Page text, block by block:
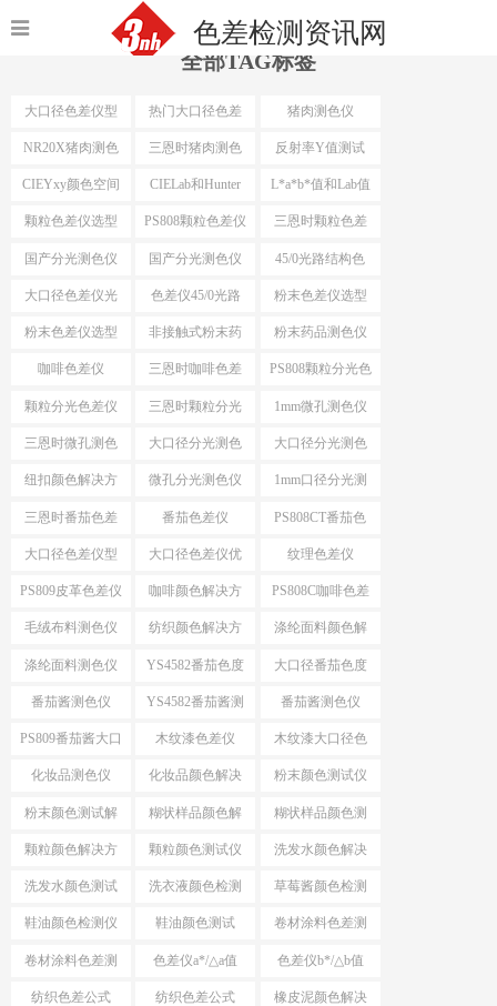
色差检测资讯网
全部TAG标签
大口径色差仪型
号
热门大口径色差
仪选型
猪肉测色仪
NR20X猪肉测色
仪
三恩时猪肉测色
仪
反射率Y值测试
CIEYxy颜色空间 CIELab和Hunter
Lab
L*a*b*值和Lab值
颗粒色差仪选型 PS808颗粒色差仪 三恩时颗粒色差
仪
国产分光测色仪 国产分光测色仪
最小口径
45/0光路结构色
差仪
大口径色差仪光
路结构
色差仪45/0光路
结构
粉末色差仪选型
粉末色差仪选型
依据
非接触式粉末药
品测色仪
粉末药品测色仪
咖啡色差仪 三恩时咖啡色差
仪
PS808颗粒分光色
差仪
颗粒分光色差仪 三恩时颗粒分光
色差仪
1mm微孔测色仪
三恩时微孔测色
仪
大口径分光测色
仪选型推荐
大口径分光测色
仪选型
纽扣颜色解决方
案
微孔分光测色仪 1mm口径分光测
色仪
三恩时番茄色差
仪
番茄色差仪 PS808CT番茄色
差仪
大口径色差仪型
号推荐
大口径色差仪优
势
纹理色差仪
PS809皮革色差仪 咖啡颜色解决方
案
PS808C咖啡色差
仪
毛绒布料测色仪 纺织颜色解决方
案
涤纶面料颜色解
决方案
涤纶面料测色仪 YS4582番茄色度
仪
大口径番茄色度
仪YS4582
番茄酱测色仪 YS4582番茄酱测
色仪
番茄酱测色仪
PS809
PS809番茄酱大口
径测色仪
木纹漆色差仪 木纹漆大口径色
差仪
化妆品测色仪 化妆品颜色解决
方案
粉末颜色测试仪
选择
粉末颜色测试解
决方案
糊状样品颜色解
决方案
糊状样品颜色测
量
颗粒颜色解决方
案
颗粒颜色测试仪 洗发水颜色解决
方案
洗发水颜色测试
仪
洗衣液颜色检测
仪
草莓酱颜色检测
仪
鞋油颜色检测仪 鞋油颜色测试 卷材涂料色差测
试
卷材涂料色差测
试仪
色差仪a*/△a值 色差仪b*/△b值
纺织色差公式 纺织色差公式 橡皮泥颜色解决